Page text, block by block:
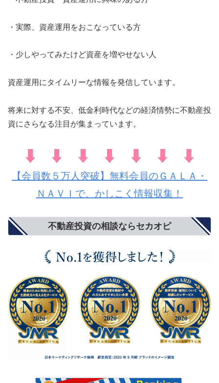
・実際、資産運用をおこなっている方
・少しやってみたけど資産を増やせない人
資産運用にタイムリーな情報を発信しています。
将来に対する不安、低金利時代などの経済情勢に不動産投
資にさらなる注目が集まっています。
【会員数５万人突破】無料会員のＧＡＬＡ・
ＮＡＶＩで、かしこく情報収集！
不動産投資の相談ならセカオピ